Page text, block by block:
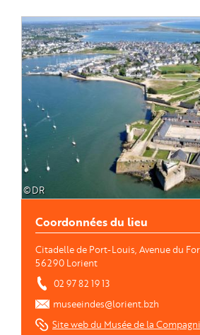
Image
©DR
Coordonnées du lieu
Citadelle de Port-Louis, Avenue du
56290 Lorient
02 97 82 19 13
museeindes@lorient.bzh
Site web du Musée de la